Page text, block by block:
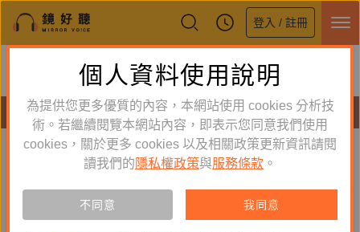
登入 / 註冊
鏡好聽全新APP上線
體驗全面升級，即刻下載
有聲書
成為真正的人 新到舊 舊到新
有聲書
個人資料使用說明
為提供您更多優質的內容，本網站使用 cookies 分析技
術。若繼續閱覽本網站內容，即表示您同意我們使用
cookies，關於更多 cookies 以及相關政策更新資訊請閱
讀我們的 隱私權政策與服務條款 。
不同意 我同意